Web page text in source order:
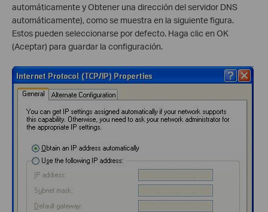
automáticamente y Obtener una dirección del servidor DNS
automáticamente), como se muestra en la siguiente figura.
Estos pueden seleccionarse por defecto. Haga clic en OK
(Aceptar) para guardar la configuración.